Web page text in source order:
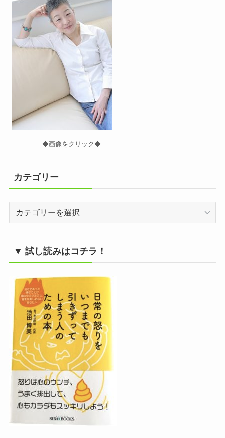
◆画像をクリック◆
カテゴリー
▼ 試し読みはコチラ！